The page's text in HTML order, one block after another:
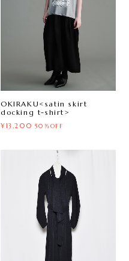
OKIRAKU<satin skirt
docking t-shirt>
¥13,200 50%OFF